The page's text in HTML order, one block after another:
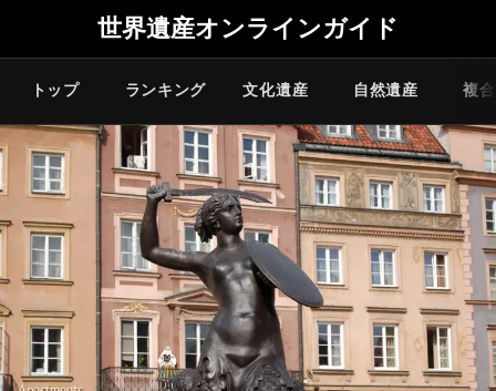
世界遺産オンラインガイド
トップ ランキング 文化遺産 自然遺産 複